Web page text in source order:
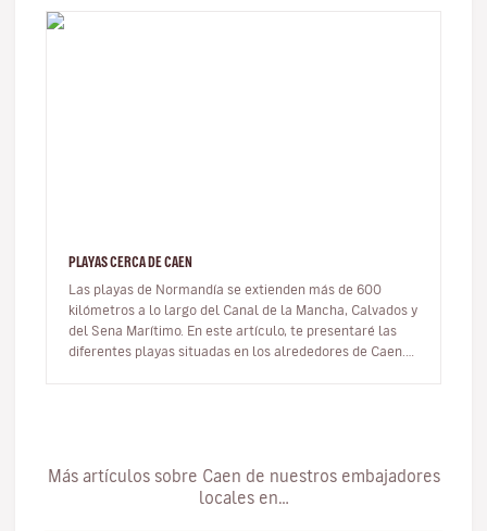
PLAYAS CERCA DE CAEN
Las playas de Normandía se extienden más de 600
kilómetros a lo largo del Canal de la Mancha, Calvados y
del Sena Marítimo. En este artículo, te presentaré las
diferentes playas situadas en los alrededores de Caen.
Más artículos sobre Caen de nuestros embajadores
locales en…